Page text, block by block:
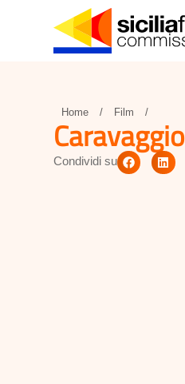
Home / Film /
Caravaggio
Condividi su